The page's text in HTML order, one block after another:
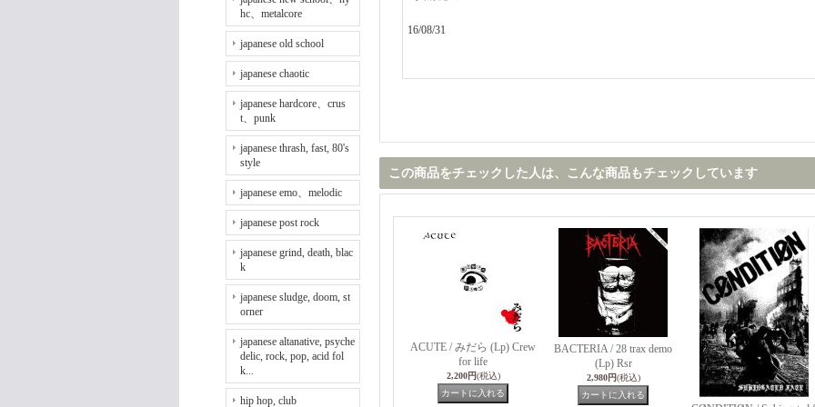
hc、metalcore
japanese old school
japanese chaotic
japanese hardcore、crus
t、punk
japanese thrash, fast, 80's
style
japanese emo、melodic
japanese post rock
japanese grind, death, blac
k
japanese sludge, doom, st
orner
japanese altanative, psyche
delic, rock, pop, acid fol
k...
hip hop, club
16/08/31
この商品をチェックした人は、こんな商品もチェックしています
ACUTE / みだら (Lp) Crew
for life
2,200円(税込)
BACTERIA / 28 trax demo
(Lp) Rsr
2,980円(税込)